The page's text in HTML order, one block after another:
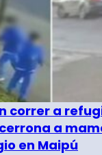
correr a
a
en Maipú